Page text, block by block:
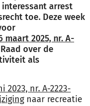
interessant arrest
toe. Deze week
maart 2025, nr. A-
over de
als
2023, nr. A-2223-
naar recreatie